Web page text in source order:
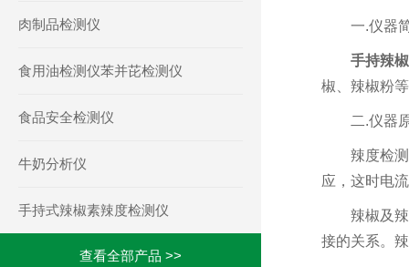
一.仪器
手持辣
椒、辣椒粉
二.仪器
辣度检
应，这时电
辣椒及
接的关系。
肉制品检测仪
食用油检测仪苯并芘检测仪
食品安全检测仪
牛奶分析仪
手持式辣椒素辣度检测仪
查看全部产品 >>